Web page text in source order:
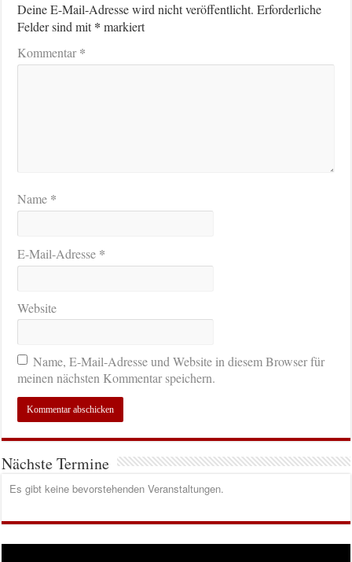
Deine E-Mail-Adresse wird nicht veröffentlicht. Erforderliche
Felder sind mit* markiert
Kommentar*
Name *
E-Mail-Adresse *
Website
Name, E-Mail-Adresse und Website in diesem Browser für
meinen nächsten Kommentar speichern.
Nächste Termine
Es gibt keine bevorstehenden Veranstaltungen.